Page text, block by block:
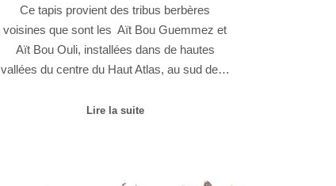
Ce tapis provient des tribus berbères
voisines que sont les Aït Bou Guemmez et
Aït Bou Ouli, installées dans de hautes
vallées du centre du Haut Atlas, au sud de…
Lire la suite